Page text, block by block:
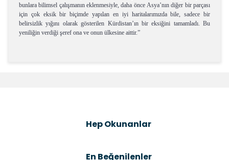
bunlara bilimsel çalışmanın eklenmesiyle, daha önce Asya’nın diğer bir parçası
için çok eksik bir biçimde yapılan en iyi haritalarımızda bile, sadece bir
belirsizlik yığını olarak gösterilen Kürdistan’ın bir eksiğini tamamladı. Bu
yeniliğin verdiği şeref ona ve onun ülkesine aittir.”
Errors in product information.
Hep Okunanlar
En Beğenilenler